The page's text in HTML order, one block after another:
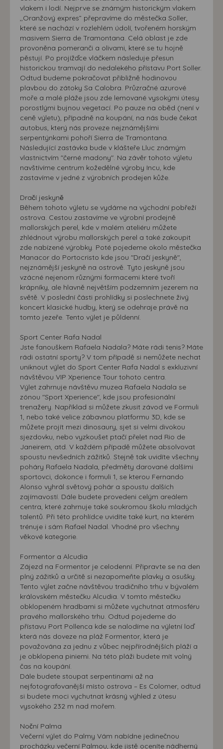
vlakem i lodí. Nejprve se známým historickým vlakem
,,Oranžový expres” přepravíme do městečka Soller,
které se nachází v rozlehlém údolí, tvořeném horským
masivem Sierra de Tramontana. Celá oblast je zde
provoněna pomeranči a olivami, které se tu hojně
pěstují. Po projížďce vláčkem následuje přesun
historickou tramvají do nedalekého přístavu Port Soller.
Odtud budeme pokračovat přibližně hodinovou
plavbou do zátoky Sa Calobra. Průzračné azurové
moře a malé pláže jsou zde lemované vysokými útesy
porostlými bujnou vegetací. Po pauze na oběd (není v
ceně výletu), případně na koupání, na nás bude čekat
autobus, který nás proveze nejznámějšími
serpentýnkami pohoří Sierra de Tramontana.
Následující zastávka bude v klášteře Lluc známým
vlastnictvím "černé madony". Na závěr tohoto výletu
navštívíme centrum kožedělné výroby Incu, kde
zastavíme v jedné z výrobních prodejen kůže.
Dračí jeskyně
Během tohoto výletu se vydáme na východní pobřeží
ostrova. Cestou zastavíme ve výrobní prodejně
mallorských perel, kde v malém ateliéru můžete
zhlédnout výrobu mallorských perel a také zakoupit
zde nabízené výrobky. Poté pojedeme okolo městečka
Manacor do Portocristo kde jsou "Dračí jeskyně",
nejznámější jeskyně na ostrově. Tyto jeskyně jsou
vzácné nejenom různými formacemi které tvoří
krápníky, ale hlavně největším podzemním jezerem na
světě. V poslední části prohlídky si poslechnete živý
koncert klasické hudby, který se odehraje právě na
tomto jezeře. Tento výlet je půldenní.
Sport Center Rafa Nadal
Jste fanouškem Rafaela Nadala? Máte rádi tenis? Máte
rádi ostatní sporty? V tom případě si nemůžete nechat
uniknout výlet do Sport Center Rafa Nadal s exkluzivní
návštěvou VIP Xperience Tour tohoto centra.
Výlet zahrnuje návštěvu muzea Rafaela Nadala se
zónou "Sport Xperience", kde jsou profesionální
trenažery. Například si můžete zkusit závod ve Formuli
1, nebo také velice zábavnou platformu 3D, kde se
můžete projít mezi dinosaury, sjet si velmi divokou
sjezdovku, nebo vyzkoušet ptačí přelet nad Rio de
Janeirem, atd. V každém případě můžete absolvovat
spoustu nevšedních zážitků. Stejně tak uvidíte všechny
poháry Rafaela Nadala, předměty darované dalšími
sportovci, dokonce i formuli 1, se kterou Fernando
Alonso vyhrál světový pohár a spoustu dalších
zajímavostí. Dále budete provedeni celým areálem
centra, které zahrnuje také soukromou školu mladých
talentů. Při této prohlídce uvidíte také kurt, na kterém
trénuje i sám Rafael Nadal. Vhodné pro všechny
věkové kategorie.
Formentor a Alcudia
Zájezd na Formentor je celodenní. Připravte se na den
plný zážitků a určitě si nezapomeňte plavky a osušky.
Tento výlet začne návštěvou tradičního trhu v bývalém
královském městečku Alcudia. V tomto městečku
obklopeném hradbami si můžete vychutnat atmosféru
pravého mallorského trhu. Odtud pojedeme do
přístavu Port Pollenca kde se nalodíme na výletní loď
která nás doveze na pláž Formentor, která je
považována za jednu z vůbec nejpřírodnějších pláží a
je obklopena piniemi. Na této pláži budete mít volný
čas na koupání.
Dále budete stoupat serpentinami až na
nejfotografovanější místo ostrova – Es Colomer, odtud
si budete moci vychutnat krásný výhled z útesu
vysokého 232 m nad mořem.
Noční Palma
Večerní výlet do Palmy Vám nabídne jedinečnou
procházku večerní Palmou, kde jistě oceníte nádherný